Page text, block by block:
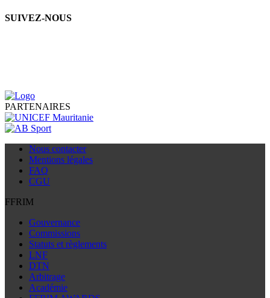
SUIVEZ-NOUS
PARTENAIRES
Nous contacter
Mentions légales
FAQ
CGU
FFRIM
Gouvernance
Commissions
Statuts et règlements
LNF
DTN
Arbitrage
Académie